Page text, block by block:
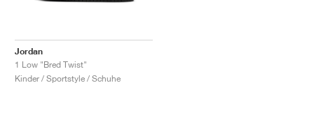
Jordan
1 Low "Bred Twist"
Kinder / Sportstyle / Schuhe